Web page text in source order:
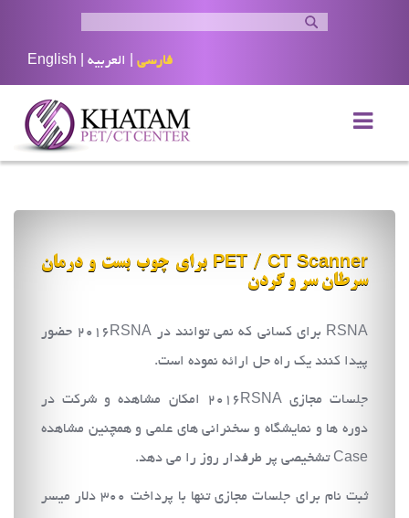
فارسی العربيه English
PET / CT Scanner برای چوب بست و درمان
سرطان سر و گردن
RSNA برای کسانی که نمی توانند در 2016RSNA حضور
پیدا کنند یک راه حل ارائه نموده است.
جلسات مجازی 2016RSNA امکان مشاهده و شرکت در
دوره ها و نمایشگاه و سخنرانی های علمی و همچنین مشاهده
Case تشخیصی پر طرفدار روز را می دهد.
ثبت نام برای جلسات مجازی تنها با پرداخت 300 دلار میسر